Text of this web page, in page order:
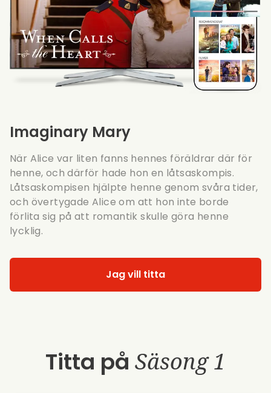
Imaginary Mary
När Alice var liten fanns hennes föräldrar där för
henne, och därför hade hon en låtsaskompis.
Låtsaskompisen hjälpte henne genom svåra tider,
och övertygade Alice om att hon inte borde
förlita sig på att romantik skulle göra henne
lycklig.
Jag vill titta
Titta på Säsong 1